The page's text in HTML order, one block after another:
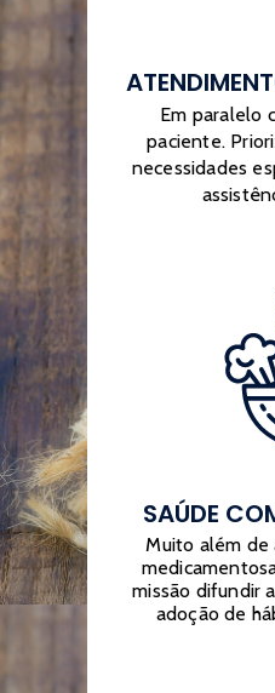
Em paralelo
paciente.
necessidades
SAÚDE
Muito além de
missão difundir
adoção de